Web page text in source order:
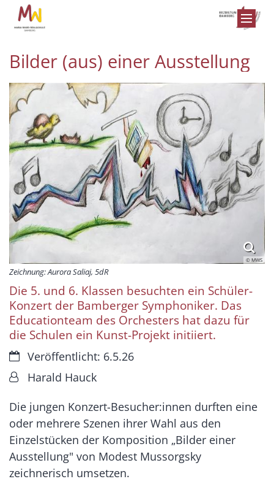
Zum Inhalt springen
Bilder (aus) einer Ausstellung
© MWS
Zeichnung: Aurora Saliaj, 5dR
Die 5. und 6. Klassen besuchten ein Schüler-
Konzert der Bamberger Symphoniker. Das
Educationteam des Orchesters hat dazu für
die Schulen ein Kunst-Projekt initiiert.
Datum:Veröffentlicht: 6.5.26
Von:Harald Hauck
Die jungen Konzert-Besucher:innen durften eine
oder mehrere Szenen ihrer Wahl aus den
Einzelstücken der Komposition „Bilder einer
Ausstellung" von Modest Mussorgsky
zeichnerisch umsetzen.